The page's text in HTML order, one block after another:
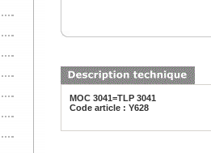
MOC 3041=TLP 3041
Code article : Y628